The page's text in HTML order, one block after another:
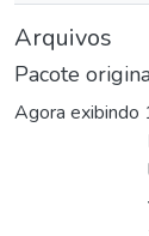
Arquivos
Pacote
Agora exibindo